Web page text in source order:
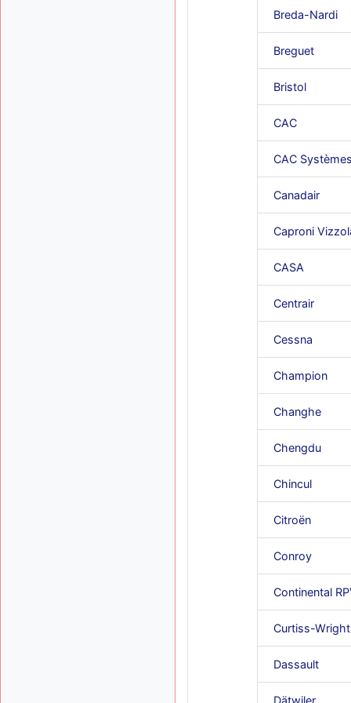
Breda-Nardi
Breguet
Bristol
CAC
CAC
Canadair
Caproni
CASA
Centrair
Cessna
Champion
Changhe
Chengdu
Chincul
Citroën
Conroy
Continental
Curtiss-Wright
Dassault
Dätwiler